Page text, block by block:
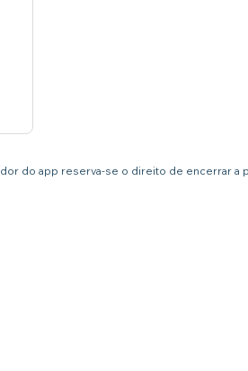
do app reserva-se o direito de encerrar